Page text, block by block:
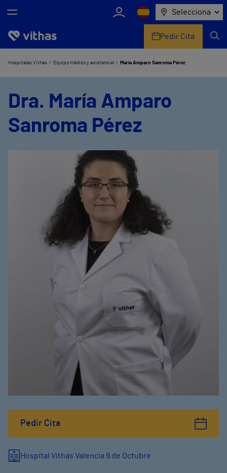
Selecciona
Nosotros
Pedir Cita
Hospitales Vithas Equipo médico y asistencial María Amparo Sanroma Pérez
Pedir Cita
Dra. María Amparo
Sanroma Pérez
Hospital Vithas Valencia 9 de Octubre